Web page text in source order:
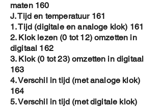
maten 160
J. Tijd en temperatuur 161
1. Tijd (digitale en analoge klok) 161
2. Klok lezen (0 tot 12) omzetten in
digitaal 162
3. Klok (0 tot 23) omzetten in digitaal
163
4. Verschil in tijd (met analoge klok)
164
5. Verschil in tijd (met digitale klok)